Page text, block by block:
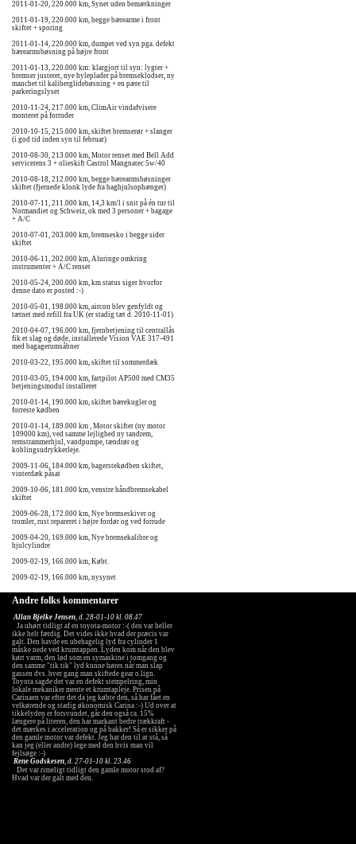
2011-01-20, 220.000 km, Synet uden bemærkninger
2011-01-19, 220.000 km, begge bærearme i front
skiftet + sporing
2011-01-14, 220.000 km, dumpet ved syn pga. defekt
bærearmsbøsning på højre front
2011-01-13, 220.000 km: klargjort til syn: lygter +
bremser justeret, nye hyleplader på bremseklodser, ny
manchet til kaliberglidebøsning + en pære til
parkeringslyset
2010-11-24, 217.000 km, ClimAir vindafvisere
monteret på forruder
2010-10-15, 215.000 km, skiftet bremserør + slanger
(i god tid inden syn til februar)
2010-08-30, 213.000 km, Motor renset med Bell Add
servicerens 3 + olieskift Castrol Mangnatec 5w/40
2010-08-18, 212.000 km, begge bærearmsbøsninger
skiftet (fjernede klonk lyde fra baghjulsophænget)
2010-07-11, 211.000 km, 14,3 km/l i snit på én tur til
Normandiet og Schweiz, ok med 3 personer + bagage
+ A/C
2010-07-01, 203.000 km, bremsesko i begge sider
skiftet
2010-06-11, 202.000 km, Aluringe omkring
instrumenter + A/C renset
2010-05-24, 200.000 km, km status siger hvorfor
denne dato er posted :-)
2010-05-01, 198.000 km, aircon blev genfyldt og
tætnet med refill fra UK (er stadig tæt d. 2010-11-01)
2010-04-07, 196.000 km, fjernbetjening til centrallås
fik et slag og døde, installerede Vision VAE 317-491
med bagagerumsåbner
2010-03-22, 195.000 km, skiftet til sommerdæk
2010-03-05, 194.000 km, fartpilot AP500 med CM35
betjeningsmodul installeret
2010-01-14, 190.000 km, skiftet bærekugler og
forreste kødben
2010-01-14, 189.000 km , Motor skiftet (ny motor
109000 km), ved samme lejlighed ny tandrem,
remstrammerhjul, vandpumpe, tændrør og
koblingsudrykkerleje.
2009-11-06, 184.000 km, bagerstekødben skiftet,
vinterdæk påsat
2009-10-06, 181.000 km, venstre håndbremsekabel
skiftet
2009-06-28, 172.000 km, Nye bremseskiver og
tromler, rust repareret i højre fordør og ved forrude
2009-04-20, 169.000 km, Nye bremsekalibre og
hjulcylindre
2009-02-19, 166.000 km, Købt.
2009-02-19, 166.000 km, nysynet
Andre folks kommentarer
Allan Bjelke Jensen, d. 28-01-10 kl. 08.47
Ja uhørt tidligt af en toyota-motor :-( den var heller
ikke helt færdig. Det vides ikke hvad der præcis var
galt. Den havde en ubehagelig lyd fra cylinder 1
måske nede ved krumtappen. Lyden kom når den blev
kørt varm, den lød som en symaskine i tomgang og
den samme "tik tik" lyd kunne høres når man slap
gassen dvs. hver gang man skiftede gear o.lign.
Toyota sagde det var en defekt stempelring, min
lokale mekaniker mente et krumtapleje. Prisen på
Carinaen var efter det da jeg købte den, så har fået en
velkørende og stadig økonomisk Carina :-) Ud over at
tikkelyden er forsvundet, går den også ca. 15%
længere på literen, den har markant bedre trækkraft -
det mærkes i acceleration og på bakker! Så er sikker på
den gamle motor var defekt. Jeg har den til at stå, så
kan jeg (eller andre) lege med den hvis man vil
fejlsøge :-)
Rene Godskesen, d. 27-01-10 kl. 23.46
Det var rimeligt tidligt den gamle motor stod af?
Hvad var der galt med den.